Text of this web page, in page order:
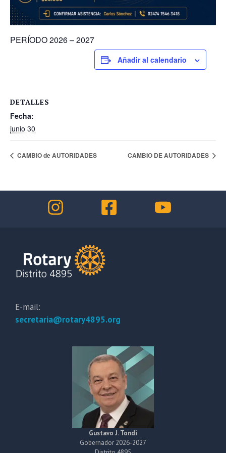
PERÍODO 2026 – 2027
Añadir al calendario
DETALLES
Fecha:
junio 30
CAMBIO de AUTORIDADES CAMBIO DE AUTORIDADES
E-mail:
secretaria@rotary4895.org
Gustavo J. Tondi
Gobernador 2026-2027